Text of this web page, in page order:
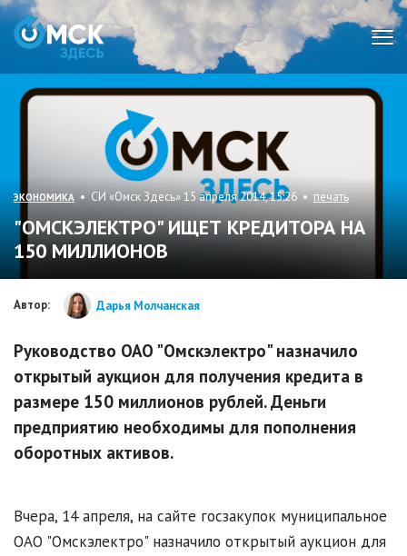
ЭКОНОМИКА • СИ «Омск Здесь» 15 апреля 2014, 15:26 • печать
"ОМСКЭЛЕКТРО" ИЩЕТ КРЕДИТОРА НА
150 МИЛЛИОНОВ
Автор: Дарья Молчанская
Руководство ОАО "Омскэлектро" назначило
открытый аукцион для получения кредита в
размере 150 миллионов рублей. Деньги
предприятию необходимы для пополнения
оборотных активов.
Вчера, 14 апреля, на сайте госзакупок муниципальное
ОАО "Омскэлектро" назначило открытый аукцион для